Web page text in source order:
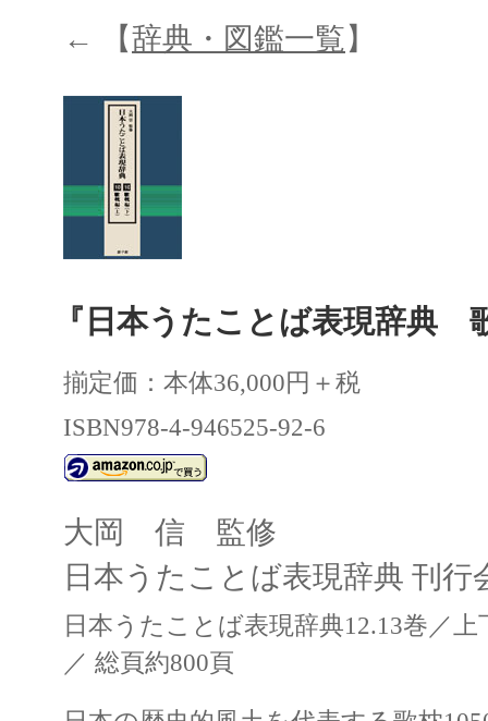
← 【辞典・図鑑一覧】
『日本うたことば表現辞典
揃定価：本体36,000円＋税
ISBN978-4-946525-92-6
大岡 信 監修
日本うたことば表現辞典 刊行
日本うたことば表現辞典12.13巻／
／ 総頁約800頁